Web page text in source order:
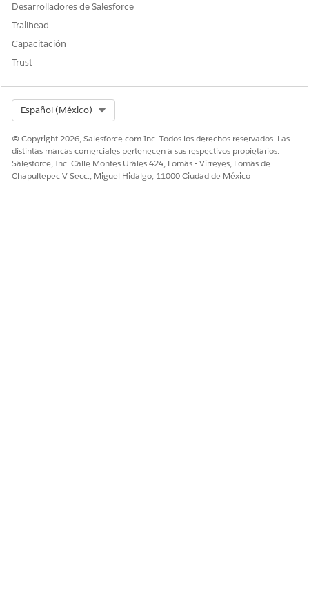
Desarrolladores de Salesforce
Trailhead
Capacitación
Trust
Español (México)
© Copyright 2026, Salesforce.com Inc. Todos los derechos reservados. Las
distintas marcas comerciales pertenecen a sus respectivos propietarios.
Salesforce, Inc. Calle Montes Urales 424, Lomas - Virreyes, Lomas de
Chapultepec V Secc., Miguel Hidalgo, 11000 Ciudad de México